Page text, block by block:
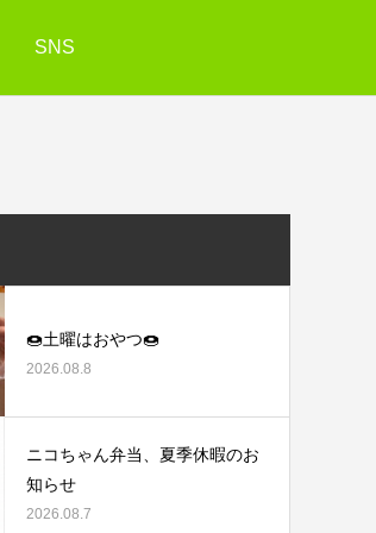
SNS
🍩土曜はおやつ🍩
2026.08.8
ニコちゃん弁当、夏季休暇のお
知らせ
2026.08.7